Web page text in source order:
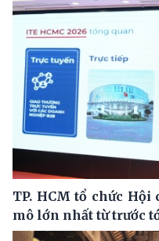
TP. HCM tổ chức Hội
mô lớn nhất từ trước